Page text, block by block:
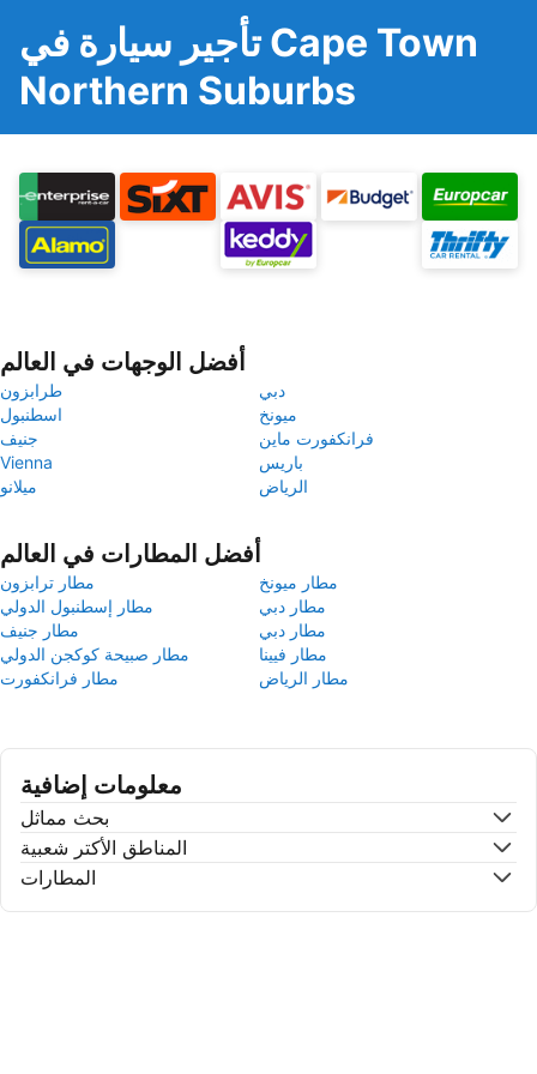
تأجير سيارة في Cape Town
Northern Suburbs
أفضل الوجهات في العالم
طرابزون
دبي
اسطنبول
ميونخ
جنيف
فرانكفورت ماين
Vienna
باريس
ميلانو
الرياض
أفضل المطارات في العالم
مطار ترابزون
مطار ميونخ
مطار إسطنبول الدولي
مطار دبي
مطار جنيف
مطار دبي
مطار صبيحة كوكجن الدولي
مطار فيينا
مطار فرانكفورت
مطار الرياض
معلومات إضافية
بحث مماثل
المناطق الأكتر شعبية
المطارات